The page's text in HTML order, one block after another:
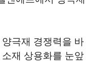
극재 경쟁력을 바
재 상용화를 눈앞